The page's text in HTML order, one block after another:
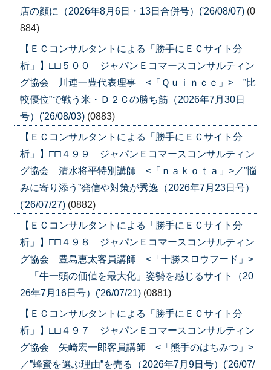
店の顔に（2026年8月6日・13日合併号）('26/08/07) (0
884)
【ＥＣコンサルタントによる「勝手にＥＣサイト分
析」】□□５００ ジャパンＥコマースコンサルティン
グ協会 川連一豊代表理事 <「Ｑｕｉｎｃｅ」> ”比
較優位”で戦う米・Ｄ２Ｃの勝ち筋（2026年7月30日
号）('26/08/03) (0883)
【ＥＣコンサルタントによる「勝手にＥＣサイト分
析」】□□４９９ ジャパンＥコマースコンサルティン
グ協会 清水将平特別講師 <「ｎａｋｏｔａ」>／”悩
みに寄り添う”発信や対策が秀逸（2026年7月23日号）
('26/07/27) (0882)
【ＥＣコンサルタントによる「勝手にＥＣサイト分
析」】□□４９８ ジャパンＥコマースコンサルティン
グ協会 豊島恵太客員講師 <「十勝スロウフード」>
「牛一頭の価値を最大化」姿勢を感じるサイト（20
26年7月16日号）('26/07/21) (0881)
【ＥＣコンサルタントによる「勝手にＥＣサイト分
析」】□□４９７ ジャパンＥコマースコンサルティン
グ協会 矢崎宏一郎客員講師 <「熊手のはちみつ」>
／”蜂蜜を選ぶ理由”を売る（2026年7月9日号）('26/07/